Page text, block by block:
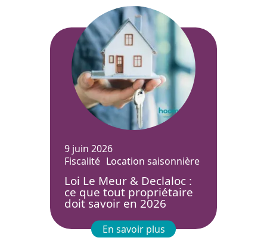
9 juin 2026
Fiscalité Location saisonnière
Loi Le Meur & Declaloc :
ce que tout propriétaire
doit savoir en 2026
En savoir plus